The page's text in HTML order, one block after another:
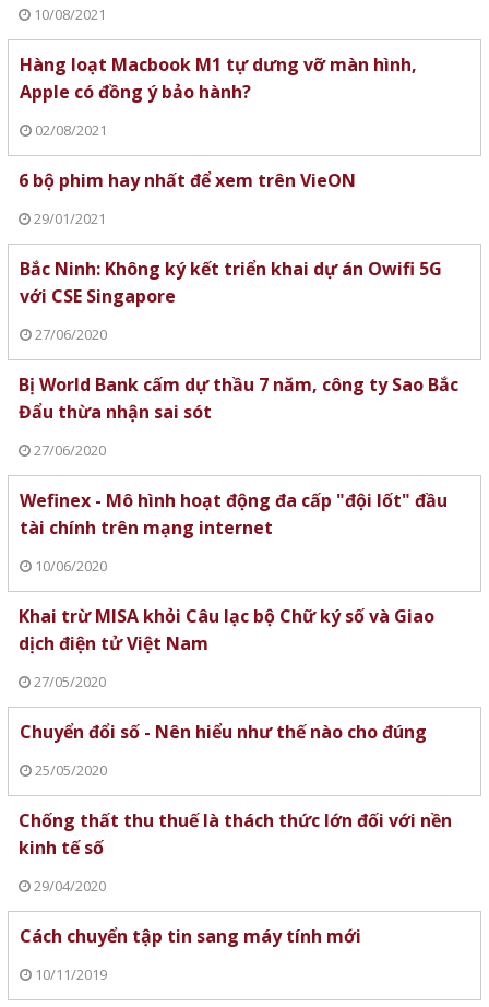
10/08/2021
Hàng loạt Macbook M1 tự dưng vỡ màn hình,
Apple có đồng ý bảo hành?
02/08/2021
6 bộ phim hay nhất để xem trên VieON
29/01/2021
Bắc Ninh: Không ký kết triển khai dự án Owifi 5G
với CSE Singapore
27/06/2020
Bị World Bank cấm dự thầu 7 năm, công ty Sao Bắc
Đẩu thừa nhận sai sót
27/06/2020
Wefinex - Mô hình hoạt động đa cấp "đội lốt" đầu
tài chính trên mạng internet
10/06/2020
Khai trừ MISA khỏi Câu lạc bộ Chữ ký số và Giao
dịch điện tử Việt Nam
27/05/2020
Chuyển đổi số - Nên hiểu như thế nào cho đúng
25/05/2020
Chống thất thu thuế là thách thức lớn đối với nền
kinh tế số
29/04/2020
Cách chuyển tập tin sang máy tính mới
10/11/2019